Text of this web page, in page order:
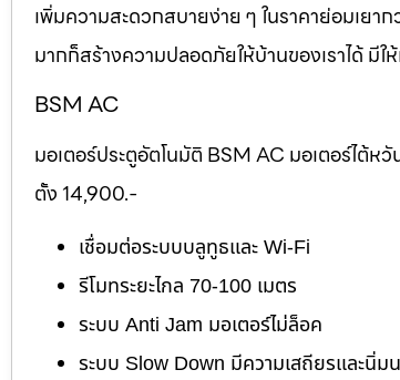
เพิ่มความสะดวกสบายง่าย ๆ ในราคาย่อมเยา
มากก็สร้างความปลอดภัยให้บ้านของเราได้ มี
BSM AC
มอเตอร์ประตูอัตโนมัติ BSM AC มอเตอร์ไต้
ตั้ง 14,900.-
เชื่อมต่อระบบบลูทูธและ Wi-Fi
รีโมทระยะไกล 70-100 เมตร
ระบบ Anti Jam มอเตอร์ไม่ล็อค
ระบบ Slow Down มีความเสถียรและนิ่ม